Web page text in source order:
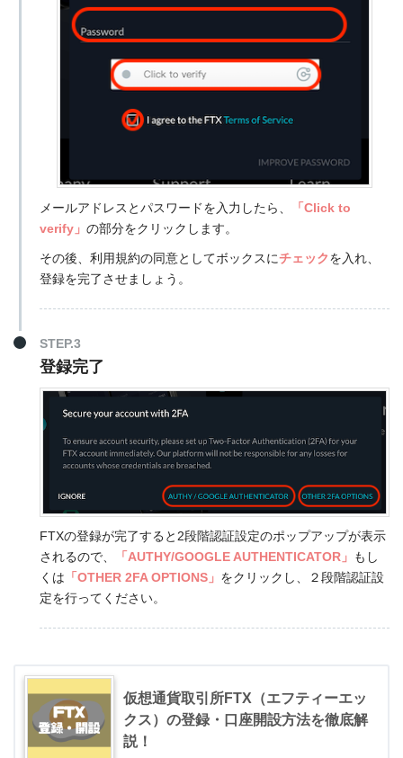
メールアドレスとパスワードを入力したら、
「Click to
verify」 の部分をクリックします。
その後、利用規約の同意としてボックスにチェックを入れ、
登録を完了させましょう。
STEP.3
登録完了
FTXの登録が完了すると2段階認証設定のポップアップが表示
されるので、
「AUTHY/GOOGLE AUTHENTICATOR」 もし
くは 「OTHER 2FA OPTIONS」 をクリックし、２段階認証設
定を行ってください。
仮想通貨取引所FTX（エフティーエッ
クス）の登録・口座開設方法を徹底解
説！